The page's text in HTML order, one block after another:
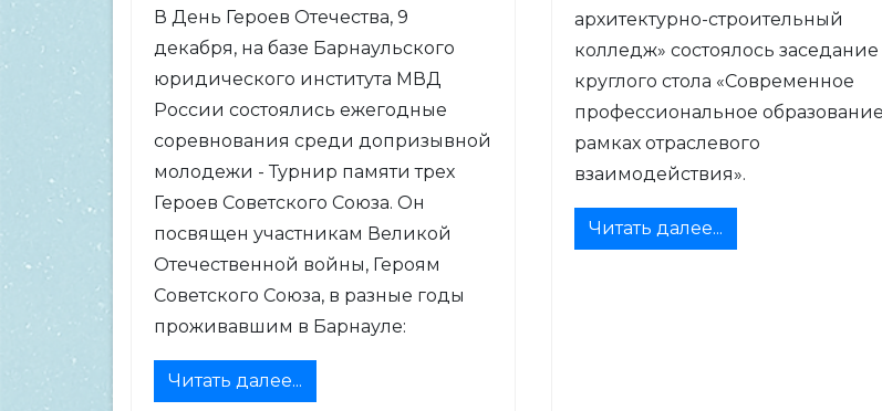
В День Героев Отечества, 9
декабря, на базе Барнаульского
юридического института МВД
России состоялись ежегодные
соревнования среди допризывной
молодежи - Турнир памяти трех
Героев Советского Союза. Он
посвящен участникам Великой
Отечественной войны, Героям
Советского Союза, в разные годы
проживавшим в Барнауле:
Читать далее...
архитектурно-строительный
колледж» состоялось заседание
круглого стола «Современное
профессиональное
рамках отраслевого
взаимодействия».
Читать далее...